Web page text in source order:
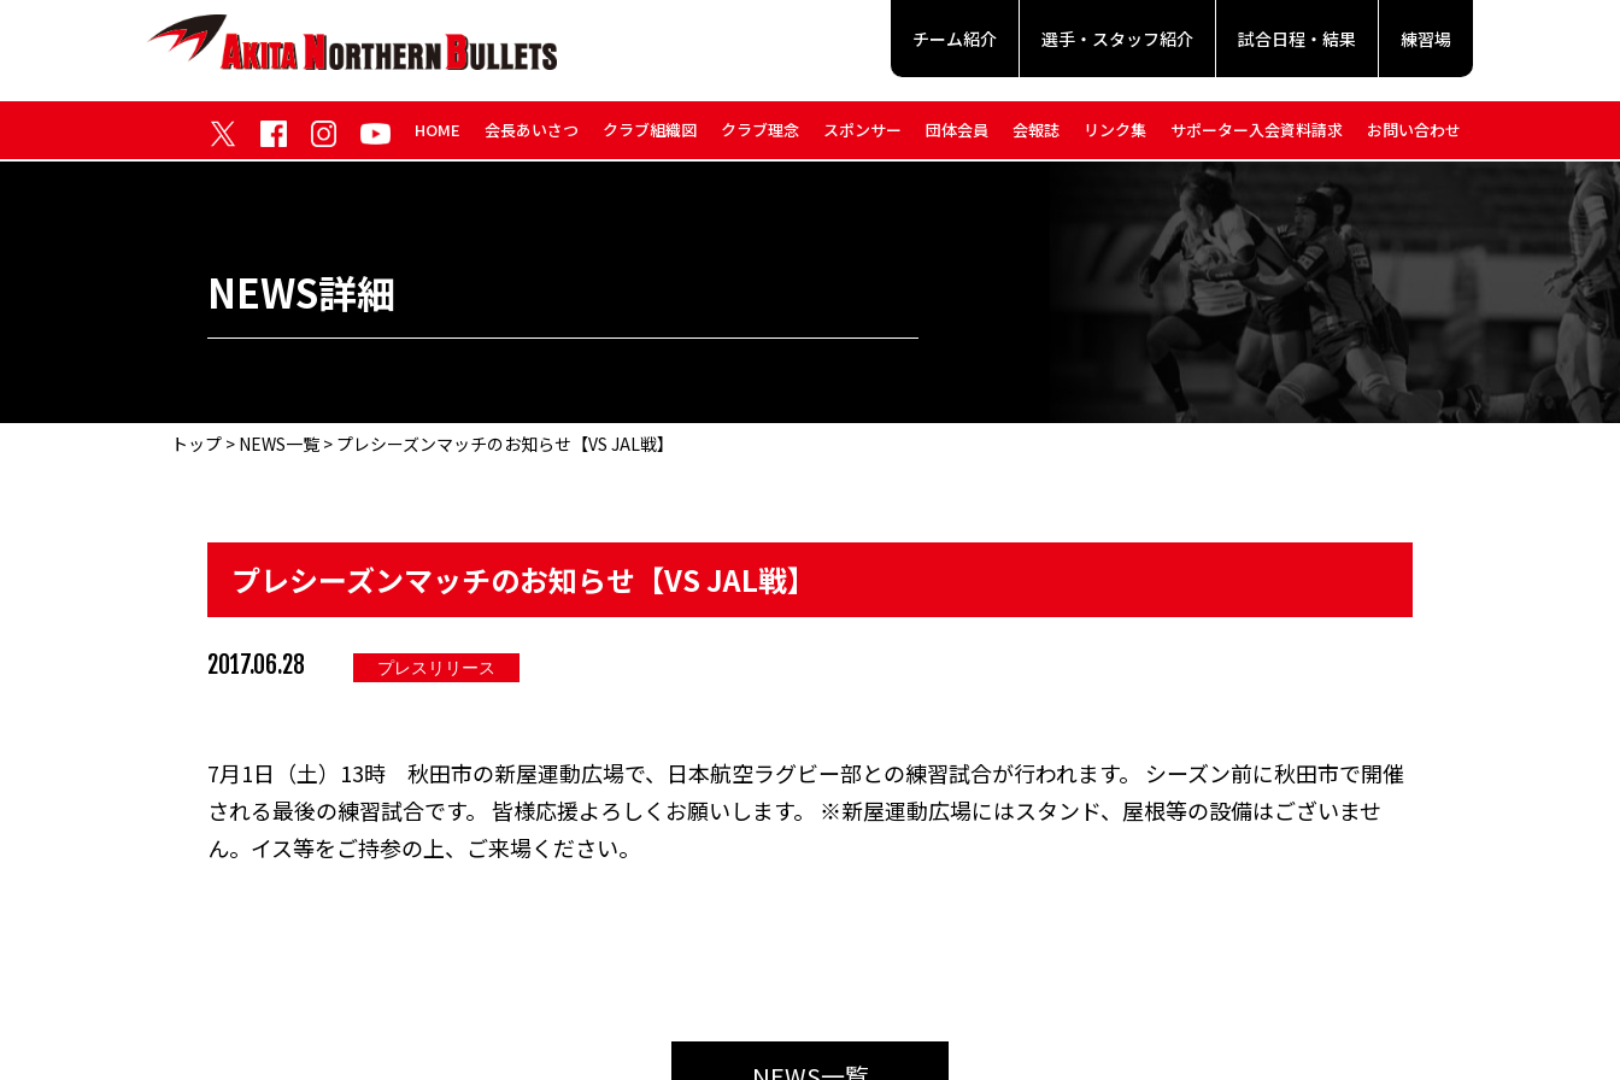
チーム紹介 選手・スタッフ紹介 試合日程・結果 練習場
HOME 会長あいさつ クラブ組織図 クラブ理念 スポンサー 団体会員 会報誌 リンク集 サポーター入会資料請求 お問い合わせ
NEWS詳細
トップ > NEWS一覧 > プレシーズンマッチのお知らせ【VS JAL戦】
プレシーズンマッチのお知らせ【VS JAL戦】
2017.06.28 プレスリリース
7月1日（土）13時 秋田市の新屋運動広場で、日本航空ラグビー部との練習試合が行われます。 シーズン前に秋田市で開催
される最後の練習試合です。 皆様応援よろしくお願いします。 ※新屋運動広場にはスタンド、屋根等の設備はございませ
ん。イス等をご持参の上、ご来場ください。